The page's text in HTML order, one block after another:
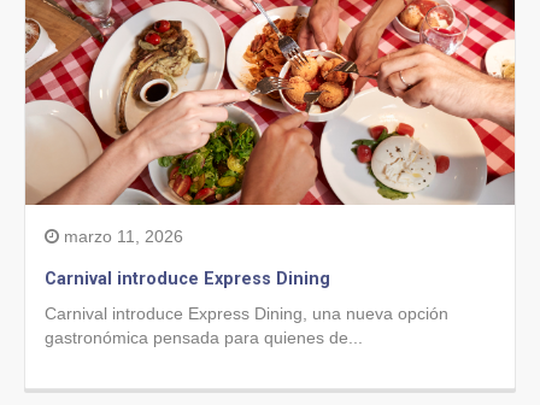
marzo 11, 2026
Carnival introduce Express Dining
Carnival introduce Express Dining, una nueva opción
gastronómica pensada para quienes de...